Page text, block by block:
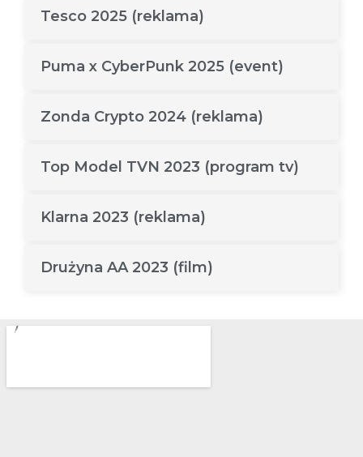
Tesco 2025 (reklama)
Puma x CyberPunk 2025 (event)
Zonda Crypto 2024 (reklama)
Top Model TVN 2023 (program tv)
Klarna 2023 (reklama)
Drużyna AA 2023 (film)